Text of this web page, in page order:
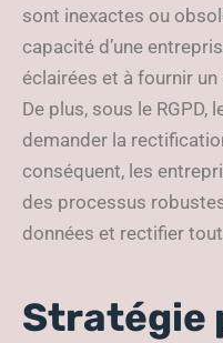
sont inexactes ou
capacité d’une
éclairées et à fournir
De plus, sous le
demander la
conséquent, les
des processus
données et rectifier
Stratégie